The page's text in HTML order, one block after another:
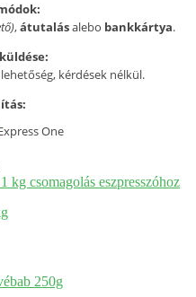
,átutalásalebo bankkártya.
kérdések nélkül.